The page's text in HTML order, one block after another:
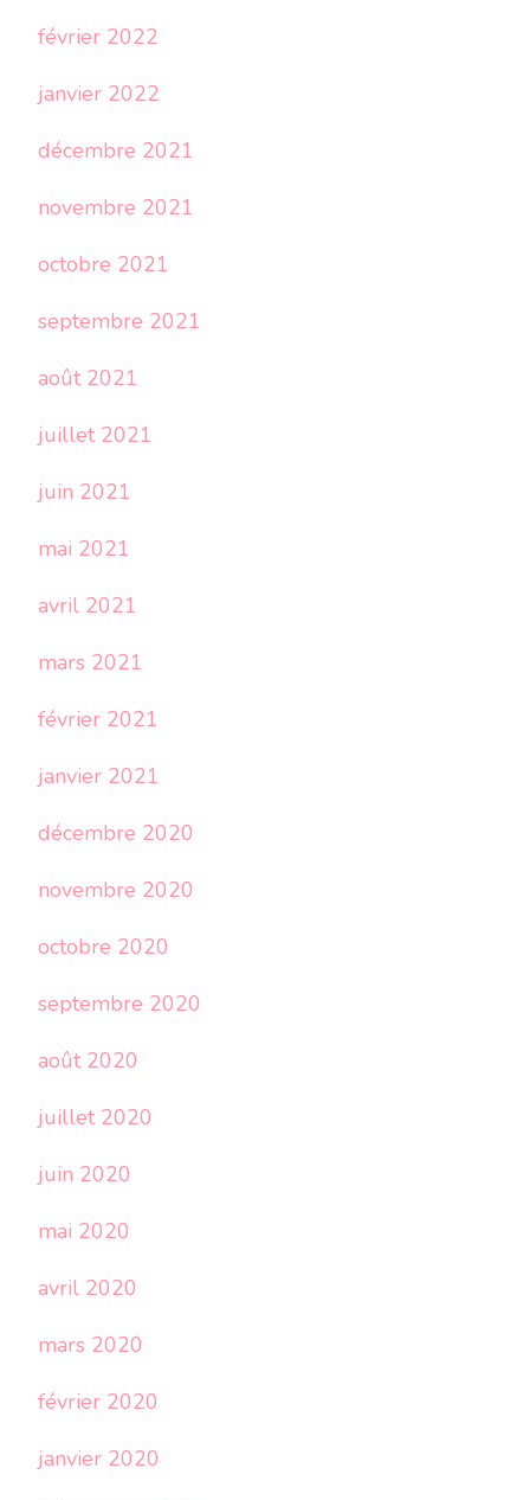
février 2022
janvier 2022
décembre 2021
novembre 2021
octobre 2021
septembre 2021
août 2021
juillet 2021
juin 2021
mai 2021
avril 2021
mars 2021
février 2021
janvier 2021
décembre 2020
novembre 2020
octobre 2020
septembre 2020
août 2020
juillet 2020
juin 2020
mai 2020
avril 2020
mars 2020
février 2020
janvier 2020